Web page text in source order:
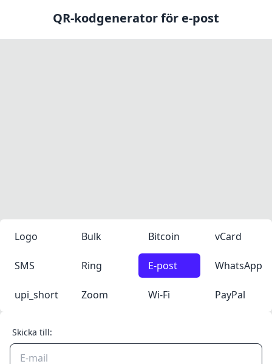
QR-kodgenerator för e-post
Logo Bulk Bitcoin vCard
SMS Ring E-post WhatsApp
upi_short Zoom Wi-Fi PayPal
Skicka till: